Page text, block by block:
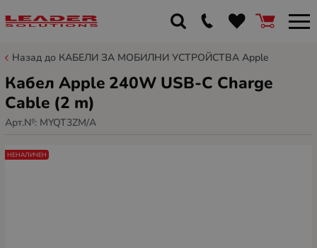
Назад до КАБЕЛИ ЗА МОБИЛНИ УСТРОЙСТВА Apple
Кабел Apple 240W USB-C Charge
Cable (2 m)
Арт.№: MYQT3ZM/A
НЕНАЛИЧЕН